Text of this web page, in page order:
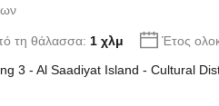
τη θάλασσα: 1 χλμ Έτος
3 - Al Saadiyat Island - Cultural